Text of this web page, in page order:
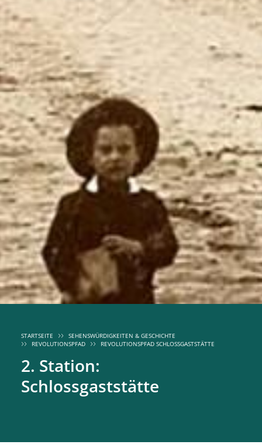
STARTSEITE
SEHENSWÜRDIGKEITEN & GESCHICHTE
REVOLUTIONSPFAD
REVOLUTIONSPFAD SCHLOSSGASTSTÄTTE
2. Station:
Schlossgaststätte